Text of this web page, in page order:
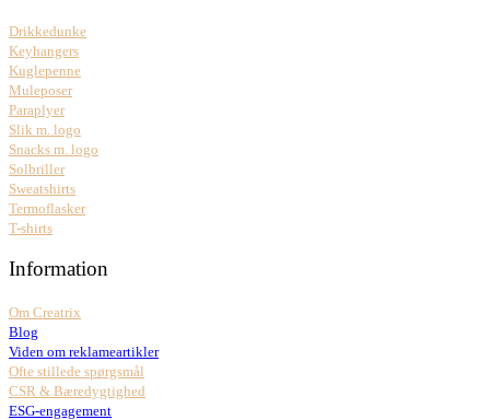
Drikkedunke
Keyhangers
Kuglepenne
Muleposer
Paraplyer
Slik m. logo
Snacks m. logo
Solbriller
Sweatshirts
Termoflasker
T-shirts
Information
Om Creatrix
Blog
Viden om reklameartikler
Ofte stillede spørgsmål
CSR & Bæredygtighed
ESG-engagement